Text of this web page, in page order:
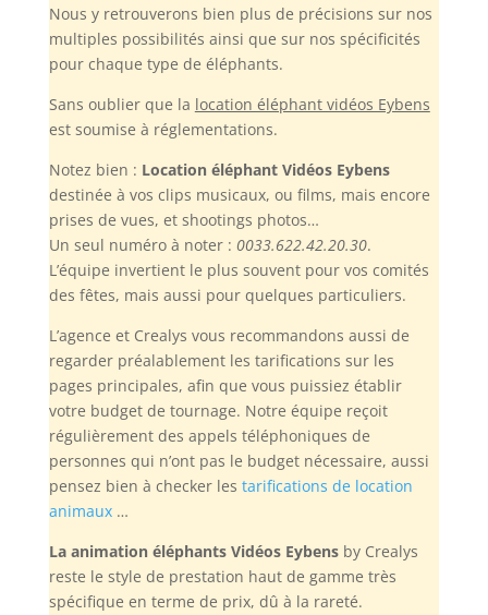
Nous y retrouverons bien plus de précisions sur nos
multiples possibilités ainsi que sur nos spécificités
pour chaque type de éléphants.
Sans oublierque la location éléphant vidéos Eybens
est soumise à réglementations.
Notez bien : Location éléphant Vidéos Eybens
destinée à vos clips musicaux, ou films, mais encore
prises de vues, et shootings photos…
Un seul numéro à noter : 0033.622.42.20.30.
L’équipe invertient le plus souvent pour vos comités
des fêtes, mais aussi pour quelques particuliers.
L’agence et Crealys vous recommandons aussi de
regarder préalablement les tarifications sur les
pages principales, afin que vous puissiez établir
votre budget de tournage. Notre équipe reçoit
régulièrement des appels téléphoniques de
personnes qui n’ont pas le budget nécessaire, aussi
pensez bien à checker les tarifications de location
animaux…
La animation éléphants Vidéos Eybensby Crealys
reste le style de prestation haut de gamme très
spécifique en terme de prix, dû à la rareté.